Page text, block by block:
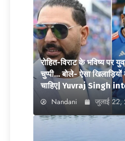
रोहित-विराट के भविष्य पर
चुप्पी… बोले- ऐसा
चाहिए| Yuvraj Singh
Nandani जुलाई 22,